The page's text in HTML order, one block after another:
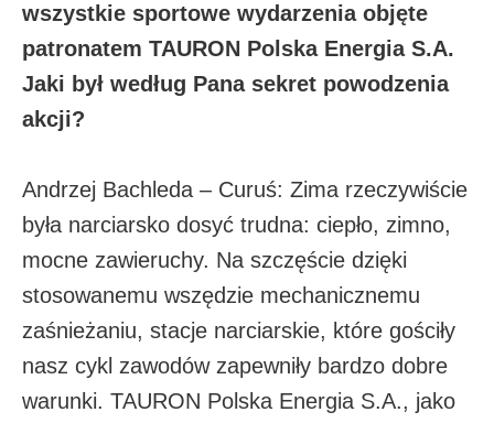
wszystkie sportowe wydarzenia objęte
patronatem TAURON Polska Energia S.A.
Jaki był według Pana sekret powodzenia
akcji?
Andrzej Bachleda – Curuś: Zima rzeczywiście
była narciarsko dosyć trudna: ciepło, zimno,
mocne zawieruchy. Na szczęście dzięki
stosowanemu wszędzie mechanicznemu
zaśnieżaniu, stacje narciarskie, które gościły
nasz cykl zawodów zapewniły bardzo dobre
warunki. TAURON Polska Energia S.A., jako